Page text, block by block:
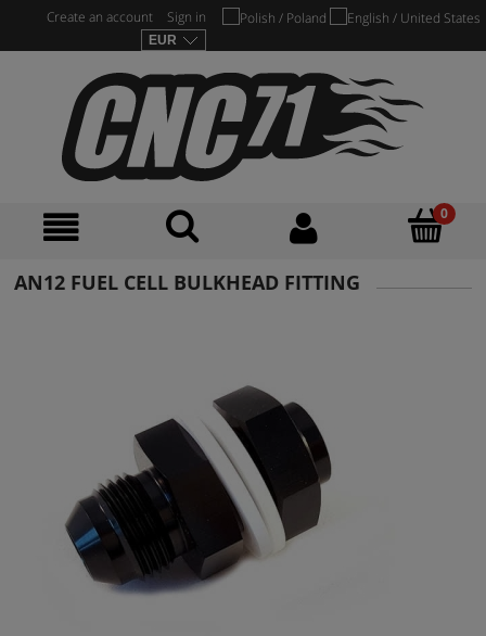
Create an account Sign in
AN12 FUEL CELL BULKHEAD FITTING